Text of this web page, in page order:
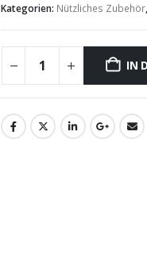
Kategorien: Nützliches Zubehör,
IN